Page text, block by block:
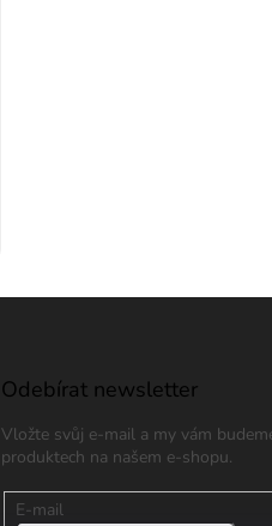
Odebírat newsletter
Vložte svůj e-mail a my vám
produktech na našem e-shopu.
E-mail